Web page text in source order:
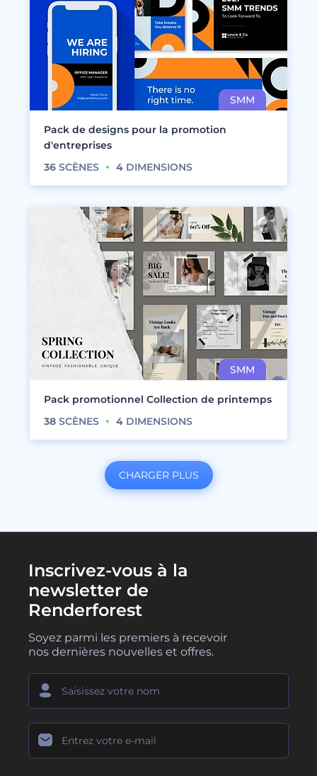
Pack de designs pour la promotion
d'entreprises
36 SCÈNES 4 DIMENSIONS
Pack promotionnel Collection de printemps
38 SCÈNES 4 DIMENSIONS
CHARGER PLUS
Inscrivez-vous à la
newsletter de
Renderforest
Soyez parmi les premiers à recevoir
nos dernières nouvelles et offres.